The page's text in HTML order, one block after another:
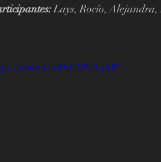
Lays, Rocío,
youtu.be/tRFUDE3UjSM